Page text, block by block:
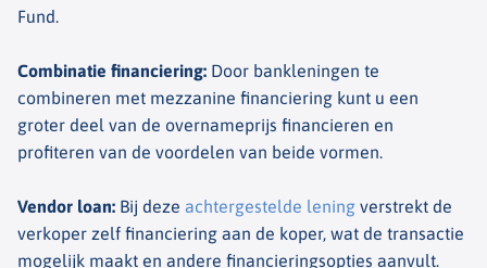
Fund.
Combinatie financiering: Door bankleningen te
combineren met mezzanine financiering kunt u een
groter deel van de overnameprijs financieren en
profiteren van de voordelen van beide vormen.
Vendor loan: Bij deze achtergestelde lening verstrekt de
verkoper zelf financiering aan de koper, wat de transactie
mogelijk maakt en andere financieringsopties aanvult.